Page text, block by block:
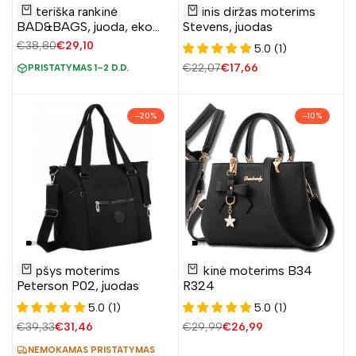
Pridėti
į
norų
Į krepšelį
Moteriška rankinė
BAD&BAGS, juoda, eko
oda
Įprasta
€38,80Pardavimo
€29,10
PRISTATYMAS 1–2 D.D.
Pridėti
sąrašą
Pridėti
Odinis diržas moterims
Stevens, juodas
5.0 (1)
Įprasta
€22,07Pardavimo
€17,66
–20%
Pridėti
sąrašą
Į krepšelį
Krepšys moterims
Peterson P02, juodas
5.0 (1)
Įprasta
€39,33Pardavimo
€31,46
NEMOKAMAS PRISTATYMAS
–10%
Pridėti
į
sąrašą
Į krepšelį
Rankinė moterims B34
R324
5.0 (1)
Įprasta
€29,99Pardavimo
€26,99